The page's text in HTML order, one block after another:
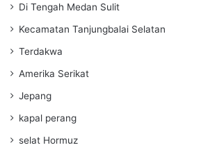
Di Tengah Medan Sulit
Kecamatan Tanjungbalai Selatan
Terdakwa
Amerika Serikat
Jepang
kapal perang
selat Hormuz